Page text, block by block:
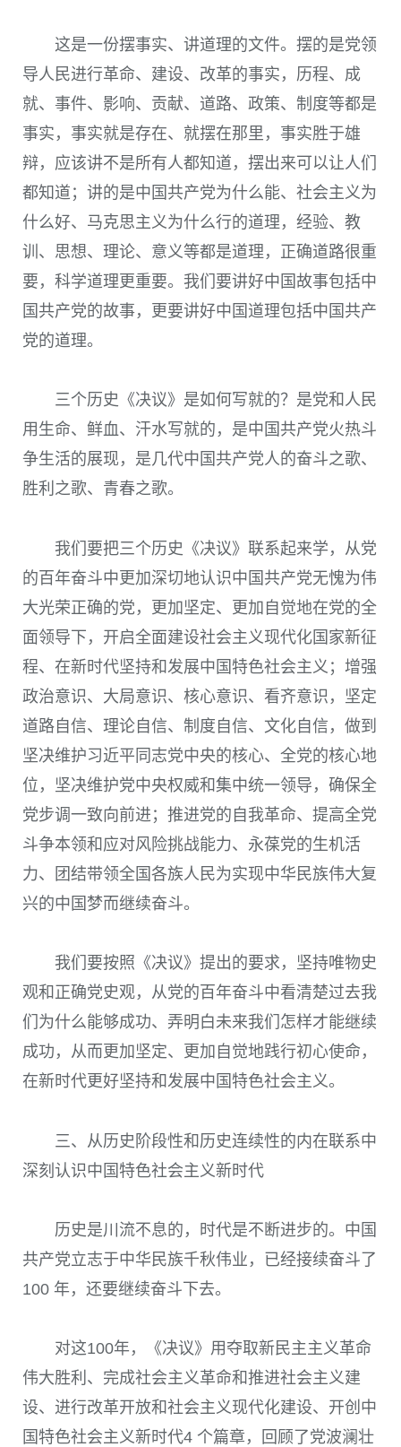
这是一份摆事实、讲道理的文件。摆的是党领
导人民进行革命、建设、改革的事实，历程、成
就、事件、影响、贡献、道路、政策、制度等都是
事实，事实就是存在、就摆在那里，事实胜于雄
辩，应该讲不是所有人都知道，摆出来可以让人们
都知道；讲的是中国共产党为什么能、社会主义为
什么好、马克思主义为什么行的道理，经验、教
训、思想、理论、意义等都是道理，正确道路很重
要，科学道理更重要。我们要讲好中国故事包括中
国共产党的故事，更要讲好中国道理包括中国共产
党的道理。
三个历史《决议》是如何写就的？是党和人民
用生命、鲜血、汗水写就的，是中国共产党火热斗
争生活的展现，是几代中国共产党人的奋斗之歌、
胜利之歌、青春之歌。
我们要把三个历史《决议》联系起来学，从党
的百年奋斗中更加深切地认识中国共产党无愧为伟
大光荣正确的党，更加坚定、更加自觉地在党的全
面领导下，开启全面建设社会主义现代化国家新征
程、在新时代坚持和发展中国特色社会主义；增强
政治意识、大局意识、核心意识、看齐意识，坚定
道路自信、理论自信、制度自信、文化自信，做到
坚决维护习近平同志党中央的核心、全党的核心地
位，坚决维护党中央权威和集中统一领导，确保全
党步调一致向前进；推进党的自我革命、提高全党
斗争本领和应对风险挑战能力、永葆党的生机活
力、团结带领全国各族人民为实现中华民族伟大复
兴的中国梦而继续奋斗。
我们要按照《决议》提出的要求，坚持唯物史
观和正确党史观，从党的百年奋斗中看清楚过去我
们为什么能够成功、弄明白未来我们怎样才能继续
成功，从而更加坚定、更加自觉地践行初心使命，
在新时代更好坚持和发展中国特色社会主义。
三、从历史阶段性和历史连续性的内在联系中
深刻认识中国特色社会主义新时代
历史是川流不息的，时代是不断进步的。中国
共产党立志于中华民族千秋伟业，已经接续奋斗了
100 年，还要继续奋斗下去。
对这100年，《决议》用夺取新民主主义革命
伟大胜利、完成社会主义革命和推进社会主义建
设、进行改革开放和社会主义现代化建设、开创中
国特色社会主义新时代4 个篇章，回顾了党波澜壮